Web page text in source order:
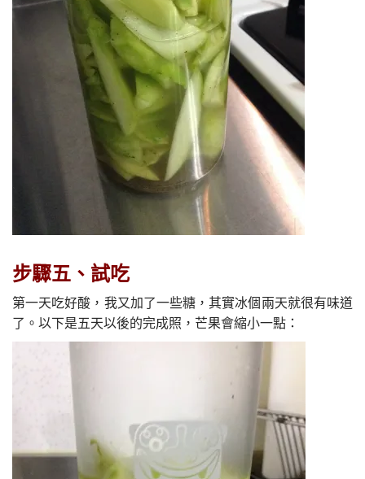
步驟五、試吃
第一天吃好酸，我又加了一些糖，其實冰個兩天就很有味道
了。以下是五天以後的完成照，芒果會縮小一點：